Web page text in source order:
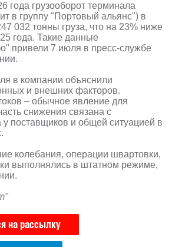
года грузооборот терминала
в группу "Портовый альянс") в
032 тонны груза, что на 23% ниже
года. Такие данные
привели 7 июля в пресс-службе
в компании объяснили
и внешних факторов.
– обычное явление для
снижения связана с
поставщиков и общей ситуацией в
колебания, операции швартовки,
выполнялись в штатном режиме,
на рассылку